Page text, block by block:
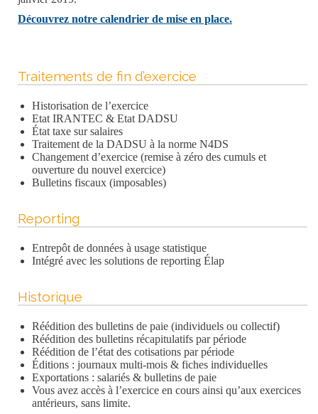
Découvrez notre calendrier de mise en place.
Traitements de fin d’exercice
Historisation de l’exercice
Etat IRANTEC & Etat DADSU
État taxe sur salaires
Traitement de la DADSU à la norme N4DS
Changement d’exercice (remise à zéro des cumuls et
ouverture du nouvel exercice)
Bulletins fiscaux (imposables)
Reporting
Entrepôt de données à usage statistique
Intégré avec les solutions de reporting Élap
Historique
Réédition des bulletins de paie (individuels ou collectif)
Réédition des bulletins récapitulatifs par période
Réédition de l’état des cotisations par période
Éditions : journaux multi-mois & fiches individuelles
Exportations : salariés & bulletins de paie
Vous avez accès à l’exercice en cours ainsi qu’aux exercices
antérieurs, sans limite.